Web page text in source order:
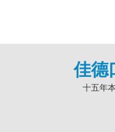
佳德
十五年